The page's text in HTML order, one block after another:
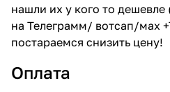
нашли их у кого то
на Телеграмм/ вотсап/мах
постараемся снизить цену!
Оплата